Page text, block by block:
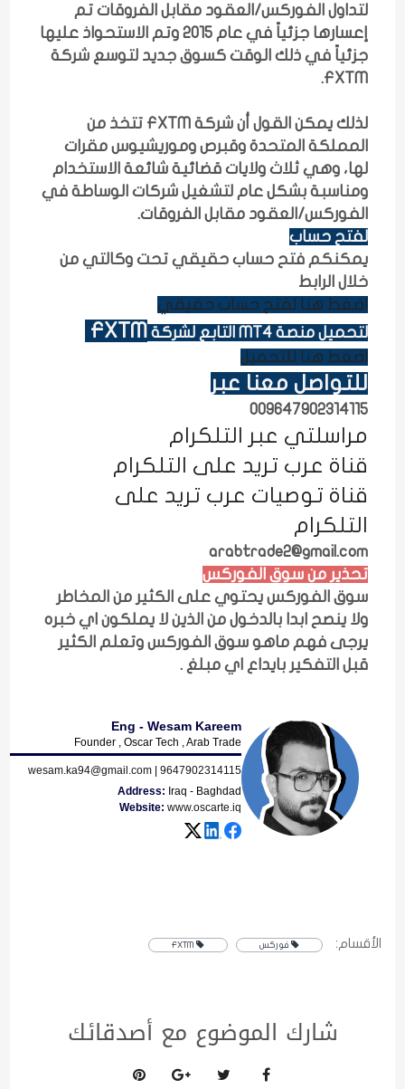
لتداول الفوركس/العقود مقابل الفروقات تم
إعسارها جزئياً في عام 2015 وتم الاستحواذ عليها
جزئياً في ذلك الوقت كسوق جديد لتوسع شركة
FXTM.
لذلك يمكن القول أن شركة FXTM تتخذ من
المملكة المتحدة وقبرص وموريشيوس مقرات
لها، وهي ثلاث ولايات قضائية شائعة الاستخدام
ومناسبة بشكل عام لتشغيل شركات الوساطة في
الفوركس/العقود مقابل الفروقات.
لفتح حساب
يمكنكم فتح حساب حقيقي تحت وكالتي من
خلال الرابط
اضغط هنا لفتح حساب حقيقي
لتحميل منصة MT4 التابع لشركة
FXTM
اضغط هنا للتحميل
للتواصل معنا عبر
009647902314115
مراسلتي عبر التلكرام
قناة عرب تريد على التلكرام
قناة توصيات عرب تريد على
التلكرام
arabtrade2@gmail.com
تحذير من سوق الفوركس
سوق الفوركس يحتوي على الكثير من المخاطر
ولا ينصح ابدا بالدخول من الذين لا يملكون اي خبره
يرجى فهم ماهو سوق الفوركس وتعلم الكثير
قبل التفكير بايداع اي مبلغ .
Eng - Wesam Kareem
Founder , Oscar Tech , Arab Trade
9647902314115
|
wesam.ka94@gmail.com
Address: Iraq - Baghdad
Website: www.oscarte.iq
الأقسام: فوركس
شارك الموضوع مع أصدقائك